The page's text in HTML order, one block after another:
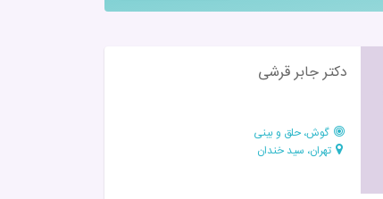
دکتر جابر قرشی
گوش، حلق و بینی
تهران، سید خندان